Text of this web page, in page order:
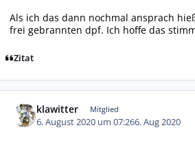
Als ich das dann nochmal ansprach
frei gebrannten dpf. Ich hoffe das
Zitat
klawitter Mitglied
6. August 2020 um 07:266. Aug 2020